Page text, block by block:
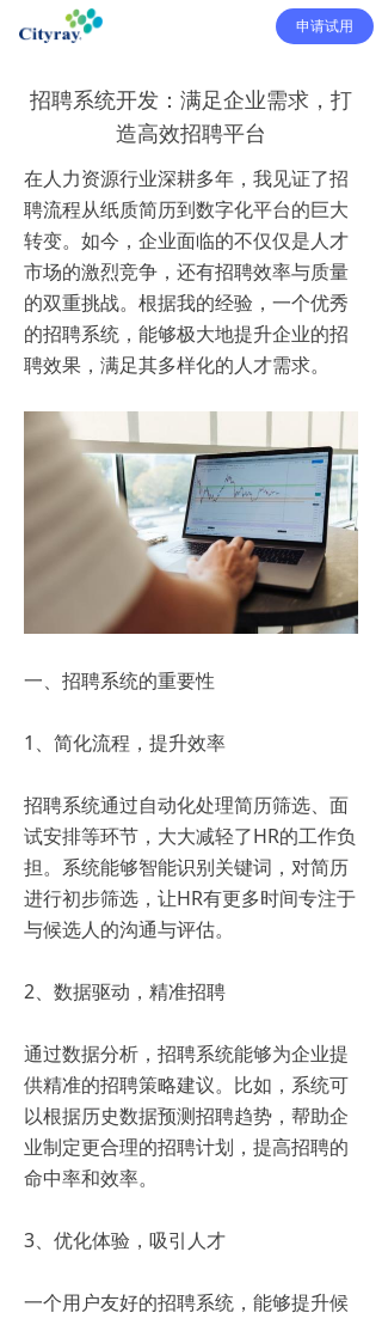
申请试用
招聘系统开发：满足企业需求，打
造高效招聘平台
在人力资源行业深耕多年，我见证了招
聘流程从纸质简历到数字化平台的巨大
转变。如今，企业面临的不仅仅是人才
市场的激烈竞争，还有招聘效率与质量
的双重挑战。根据我的经验，一个优秀
的招聘系统，能够极大地提升企业的招
聘效果，满足其多样化的人才需求。
一、招聘系统的重要性
1、简化流程，提升效率
招聘系统通过自动化处理简历筛选、面
试安排等环节，大大减轻了HR的工作负
担。系统能够智能识别关键词，对简历
进行初步筛选，让HR有更多时间专注于
与候选人的沟通与评估。
2、数据驱动，精准招聘
通过数据分析，招聘系统能够为企业提
供精准的招聘策略建议。比如，系统可
以根据历史数据预测招聘趋势，帮助企
业制定更合理的招聘计划，提高招聘的
命中率和效率。
3、优化体验，吸引人才
一个用户友好的招聘系统，能够提升候